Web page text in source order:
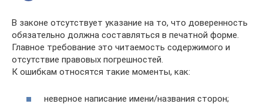
В законе отсутствует указание на то, что доверенность
обязательно должна составляться в печатной форме.
Главное требование это читаемость содержимого и
отсутствие правовых погрешностей.
К ошибкам относятся такие моменты, как:
неверное написание имени/названия сторон;